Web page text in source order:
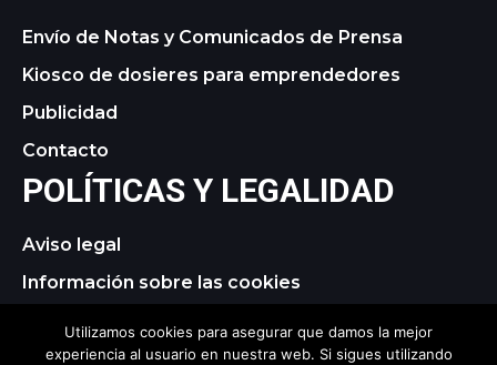
Envío de Notas y Comunicados de Prensa
Kiosco de dosieres para emprendedores
Publicidad
Contacto
POLÍTICAS Y LEGALIDAD
Aviso legal
Información sobre las cookies
Utilizamos cookies para asegurar que damos la mejor
experiencia al usuario en nuestra web. Si sigues utilizando